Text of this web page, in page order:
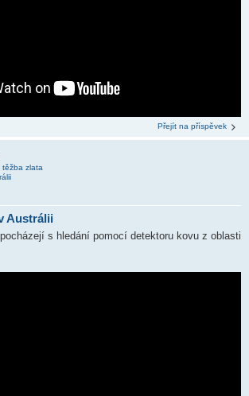
Přejít na příspěvek
zlata
Austrálii
s hledání pomocí detektoru kovu z oblasti